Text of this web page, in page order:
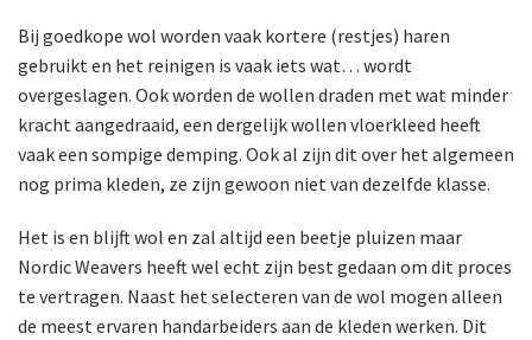
Bij goedkope wol worden vaak kortere (restjes) haren
gebruikt en het reinigen is vaak iets wat… wordt
overgeslagen. Ook worden de wollen draden met wat minder
kracht aangedraaid, een dergelijk wollen vloerkleed heeft
vaak een sompige demping. Ook al zijn dit over het algemeen
nog prima kleden, ze zijn gewoon niet van dezelfde klasse.
Het is en blijft wol en zal altijd een beetje pluizen maar
Nordic Weavers heeft wel echt zijn best gedaan om dit proces
te vertragen. Naast het selecteren van de wol mogen alleen
de meest ervaren handarbeiders aan de kleden werken. Dit